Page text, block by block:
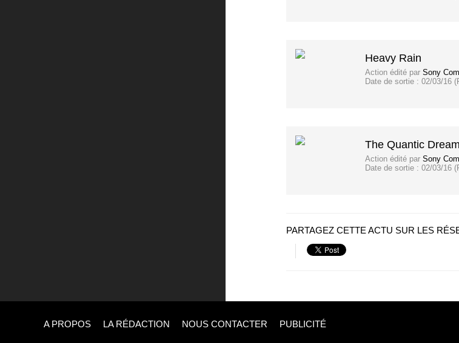
Heavy Rain
Action édité par Sony
Date de sortie : 02/03/16
The Quantic
Action édité par Sony
Date de sortie : 02/03/16
PARTAGEZ CETTE ACTU SUR LES
A PROPOS LA RÉDACTION NOUS CONTACTER PUBLICITÉ